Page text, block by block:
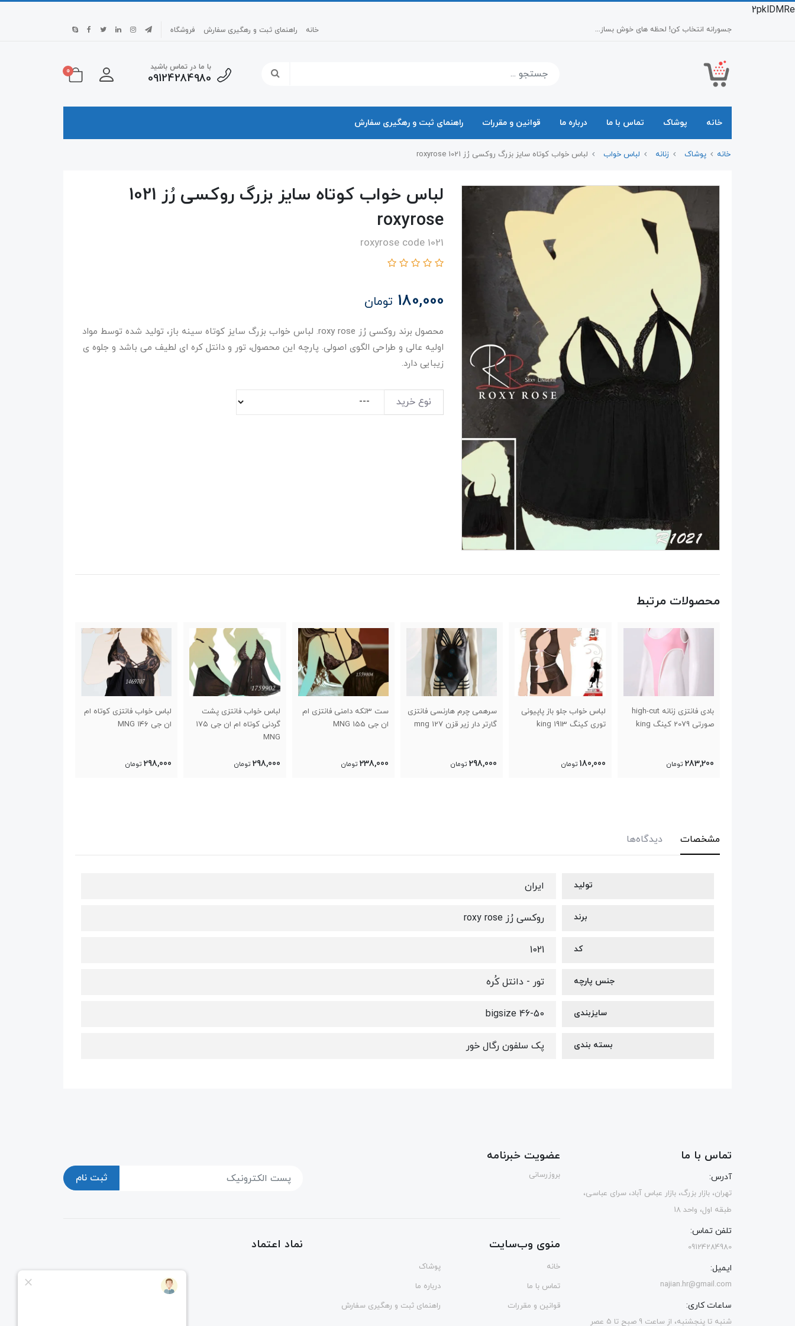
2pklDMRe
جسورانه انتخاب کن! لحظه های خوش بساز... خانه راهنمای ثبت و رهگیری سفارش فروشگاه
با ما در تماس باشید
09124284980
0
خانه پوشاک تماس با ما درباره ما قوانین و مقررات راهنمای ثبت و رهگیری سفارش
خانه پوشاک زنانه لباس خواب لباس خواب کوتاه سایز بزرگ روکسی رُز 1021 roxyrose
لباس خواب کوتاه سایز بزرگ روکسی رُز 1021
roxyrose
roxyrose code 1021
180,000 تومان
محصول برند روکسی رُز roxy rose. لباس خواب بزرگ سایز کوتاه سینه باز، تولید شده توسط مواد
اولیه عالی و طراحی الگوی اصولی. پارچه این محصول، تور و دانتل کره ای لطیف می باشد و جلوه ی
زیبایی دارد.
نوع خرید
محصولات مرتبط
بادی فانتزی زنانه high-cut
صورتی 2079 کینگ king
283,200 تومان
لباس خواب جلو باز پاپیونی
توری کینگ 1913 king
180,000 تومان
سرهمی چرم هارنسی فانتزی
گارتر دار زیر قزن 127 mng
298,000 تومان
ست 3تکه دامنی فانتزی ام
ان جی 155 MNG
238,000 تومان
لباس خواب فانتزی پشت
گردنی کوتاه ام ان جی ۱۷۵
MNG
298,000 تومان
لباس خواب فانتزی کوتاه ام
ان جی ۱۴۶ MNG
298,000 تومان
مشخصات دیدگاه‌ها
تولید ایران
برند روکسی رُز roxy rose
کد 1021
جنس پارچه تور - دانتل کُره
سایزبندی bigsize 46-50
بسته بندی پک سلفون رگال خور
تماس با ما
آدرس:
تهران، بازار بزرگ، بازار عباس آباد، سرای عباسی،
طبقه اول، واحد 18
تلفن تماس:
09124284980
ایمیل:
najian.hr@gmail.com
ساعات کاری:
شنبه تا پنجشنبه، از ساعت 9 صبح تا 5 عصر
عضویت خبرنامه
بروزرسانی ثبت نام
منوی وب‌سایت
خانه
پوشاک
تماس با ما
درباره ما
قوانین و مقررات
راهنمای ثبت و رهگیری سفارش
نماد اعتماد